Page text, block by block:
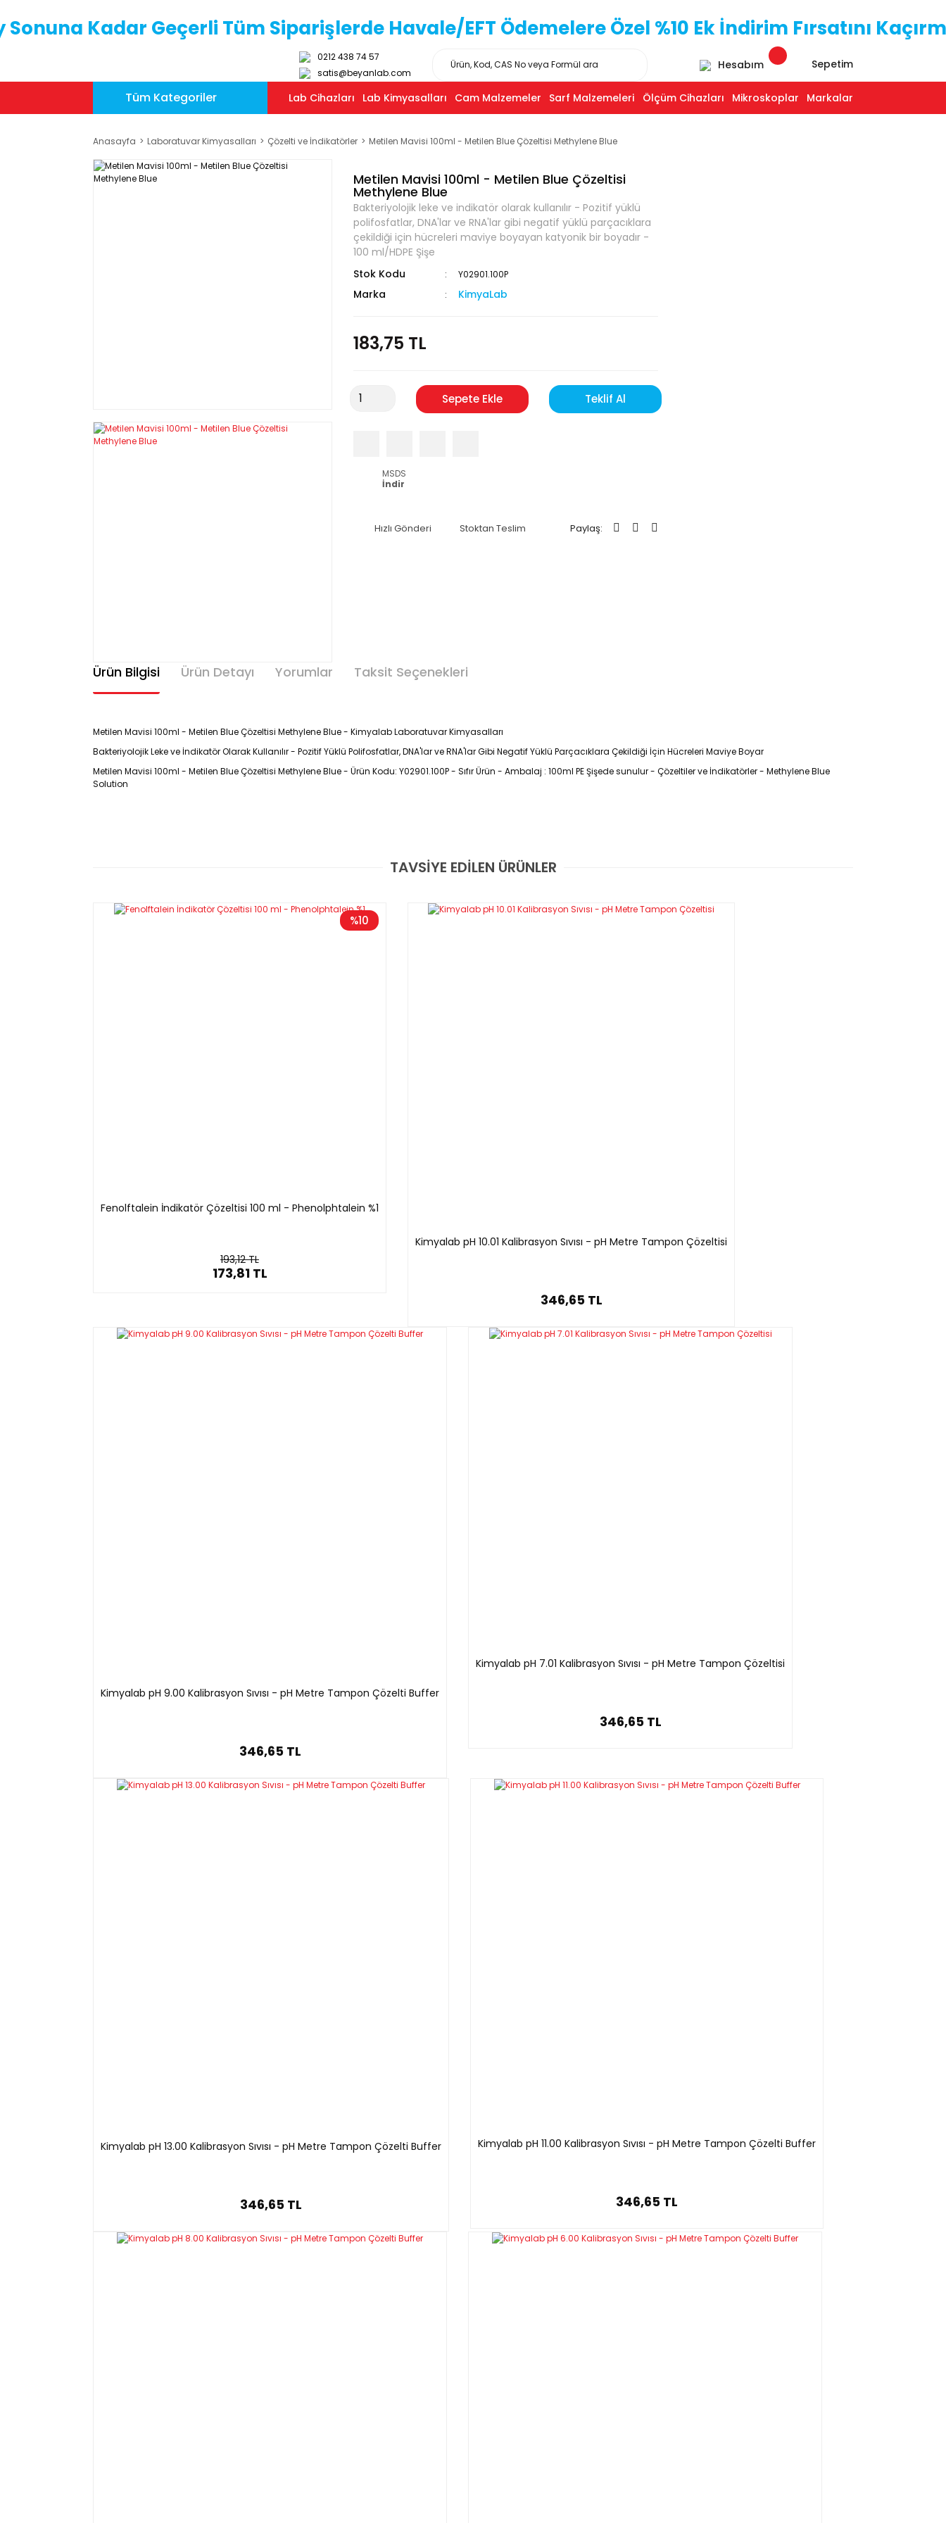
Sonuna Kadar Geçerli Tüm Siparişlerde Havale/EFT Ödemelere Özel %10 Ek İndirim Fırsatını
0212 438 74 57
satis@beyanlab.com
Hesabım Sepetim
Tüm Kategoriler Lab Cihazları Lab Kimyasalları Cam Malzemeler Sarf Malzemeleri Ölçüm Cihazları Mikroskoplar Markalar
Anasayfa Laboratuvar Kimyasalları Çözelti ve İndikatörler Metilen Mavisi 100ml - Metilen Blue Çözeltisi Methylene Blue
Metilen Mavisi 100ml - Metilen Blue Çözeltisi
Methylene Blue
Bakteriyolojik leke ve indikatör olarak kullanılır - Pozitif yüklü
polifosfatlar, DNA'lar ve RNA'lar gibi negatif yüklü parçacıklara
çekildiği için hücreleri maviye boyayan katyonik bir boyadır -
100 ml/HDPE Şişe
Stok Kodu
Y02901.100P
Marka KimyaLab
183,75 TL
Sepete Ekle Teklif Al
MSDS
İndir
Hızlı Gönderi Stoktan Teslim Paylaş:
Ürün Bilgisi Ürün Detayı Yorumlar Taksit Seçenekleri
Metilen Mavisi 100ml - Metilen Blue Çözeltisi Methylene Blue - Kimyalab Laboratuvar Kimyasalları
Bakteriyolojik Leke ve İndikatör Olarak Kullanılır - Pozitif Yüklü Polifosfatlar, DNA'lar ve RNA'lar Gibi Negatif Yüklü Parçacıklara Çekildiği İçin Hücreleri Maviye Boyar
Metilen Mavisi 100ml - Metilen Blue Çözeltisi Methylene Blue - Ürün Kodu: Y02901.100P - Sıfır Ürün - Ambalaj : 100ml PE Şişede sunulur - Çözeltiler ve İndikatörler - Methylene Blue
Solution
Bu ürüne ilk yorumu siz yapın!
Yorum Yaz
TAVSİYE EDİLEN ÜRÜNLER
%10
Fenolftalein İndikatör Çözeltisi 100 ml - Phenolphtalein %1
193,12 TL
173,81 TL
Kimyalab pH 10.01 Kalibrasyon Sıvısı - pH Metre Tampon Çözeltisi
346,65 TL
Kimyalab pH 9.00 Kalibrasyon Sıvısı - pH Metre Tampon Çözelti Buffer
346,65 TL
Kimyalab pH 7.01 Kalibrasyon Sıvısı - pH Metre Tampon Çözeltisi
346,65 TL
Kimyalab pH 13.00 Kalibrasyon Sıvısı - pH Metre Tampon Çözelti Buffer
346,65 TL
Kimyalab pH 11.00 Kalibrasyon Sıvısı - pH Metre Tampon Çözelti Buffer
346,65 TL